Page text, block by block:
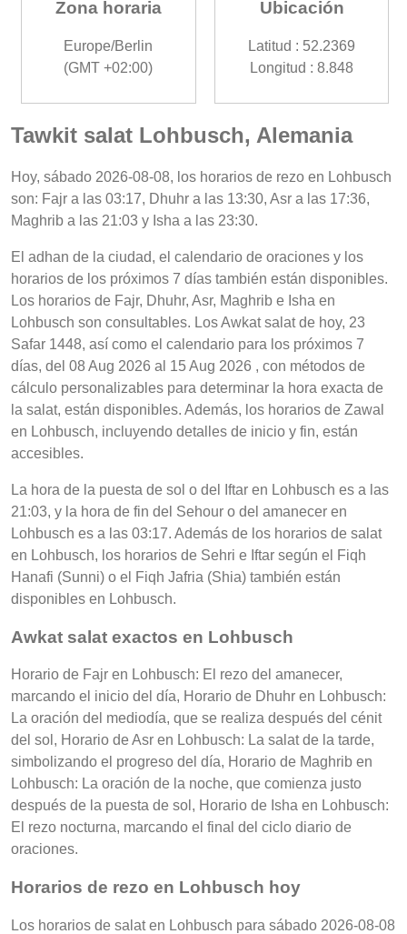
Zona horaria
Europe/Berlin
(GMT +02:00)
Ubicación
Latitud : 52.2369
Longitud : 8.848
Tawkit salat Lohbusch, Alemania
Hoy, sábado 2026-08-08, los horarios de rezo en Lohbusch
son: Fajr a las 03:17, Dhuhr a las 13:30, Asr a las 17:36,
Maghrib a las 21:03 y Isha a las 23:30.
El adhan de la ciudad, el calendario de oraciones y los
horarios de los próximos 7 días también están disponibles.
Los horarios de Fajr, Dhuhr, Asr, Maghrib e Isha en
Lohbusch son consultables. Los Awkat salat de hoy, 23
Safar 1448, así como el calendario para los próximos 7
días, del 08 Aug 2026 al 15 Aug 2026 , con métodos de
cálculo personalizables para determinar la hora exacta de
la salat, están disponibles. Además, los horarios de Zawal
en Lohbusch, incluyendo detalles de inicio y fin, están
accesibles.
La hora de la puesta de sol o del Iftar en Lohbusch es a las
21:03, y la hora de fin del Sehour o del amanecer en
Lohbusch es a las 03:17. Además de los horarios de salat
en Lohbusch, los horarios de Sehri e Iftar según el Fiqh
Hanafi (Sunni) o el Fiqh Jafria (Shia) también están
disponibles en Lohbusch.
Awkat salat exactos en Lohbusch
Horario de Fajr en Lohbusch: El rezo del amanecer,
marcando el inicio del día, Horario de Dhuhr en Lohbusch:
La oración del mediodía, que se realiza después del cénit
del sol, Horario de Asr en Lohbusch: La salat de la tarde,
simbolizando el progreso del día, Horario de Maghrib en
Lohbusch: La oración de la noche, que comienza justo
después de la puesta de sol, Horario de Isha en Lohbusch:
El rezo nocturna, marcando el final del ciclo diario de
oraciones.
Horarios de rezo en Lohbusch hoy
Los horarios de salat en Lohbusch para sábado 2026-08-08